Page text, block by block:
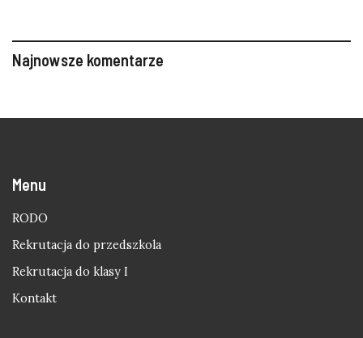
Najnowsze komentarze
Menu
RODO
Rekrutacja do przedszkola
Rekrutacja do klasy I
Kontakt